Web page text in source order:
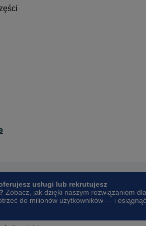
usługi lub rekrutujesz
Zobacz, jak dzięki naszym rozwiązaniom dla
do milionów użytkowników — i osiągnąć